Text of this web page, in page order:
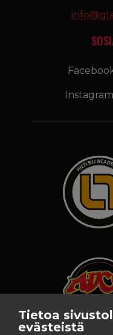
Tietoa
evästeistä